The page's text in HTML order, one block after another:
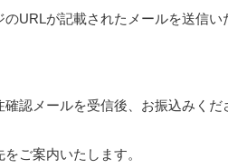
URLが記載されたメールを送信い
認メールを受信後、お振込みくだ
ご案内いたします。